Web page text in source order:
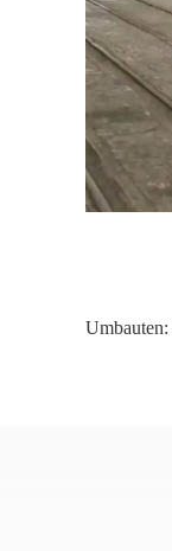
Umbauten: